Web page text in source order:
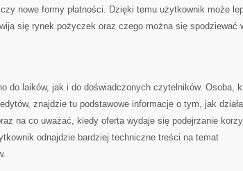
nowe formy płatności. Dzięki temu użytkownik może
się rynek pożyczek oraz czego można się spodziewać
do laików, jak i do doświadczonych czytelników. Osoba,
znajdzie tu podstawowe informacje o tym, jak
na co uważać, kiedy oferta wydaje się podejrzanie
odnajdzie bardziej techniczne treści na temat